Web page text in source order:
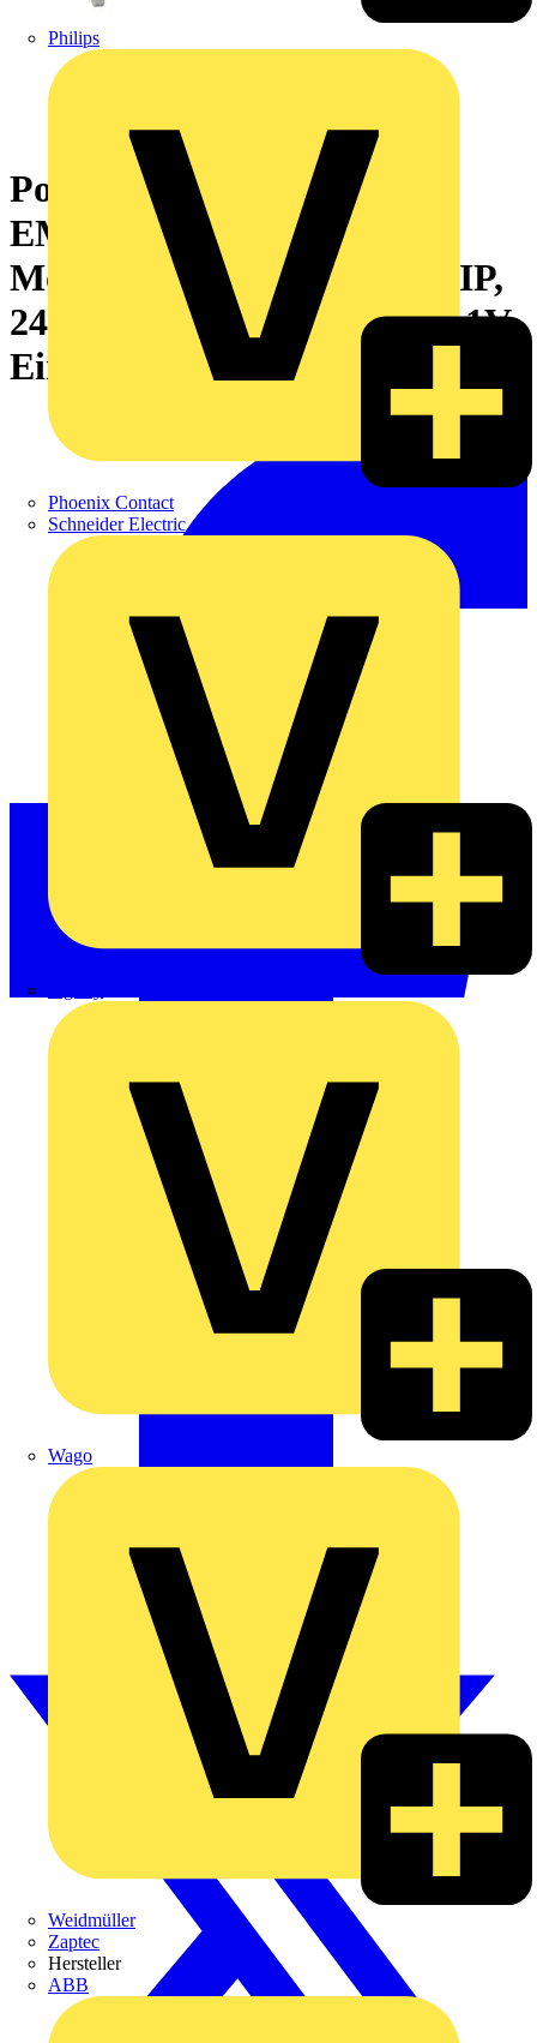
Philips
Phoenix Contact
Schneider Electric
Wago
Weidmüller
Zaptec
Hersteller
ABB
PowerLogic Energiezähler
EM3570, DIN Ethernet
Modbus TCP/IP + BACnet/IP,
24VDC, LVCT 0,333V oder 1V
Eingang, 3-phasig